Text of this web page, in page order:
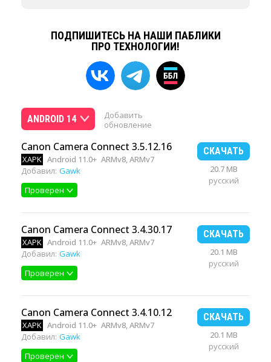
ПОДПИШИТЕСЬ НА НАШИ ПАБЛИКИ
ПРО ТЕХНОЛОГИИ!
ANDROID 14
Добавить
обновление
Canon Camera Connect 3.5.12.16
XAPK Android 11.0+ ARMv8, ARMv7
Добавил: Gawk
Проверен
СКАЧАТЬ
20.7 MB
русский
Canon Camera Connect 3.4.30.17
XAPK Android 11.0+ ARMv8, ARMv7
Добавил: Gawk
Проверен
СКАЧАТЬ
20.1 MB
русский
Canon Camera Connect 3.4.10.12
XAPK Android 11.0+ ARMv8, ARMv7
Добавил: Gawk
Проверен
СКАЧАТЬ
20.1 MB
русский